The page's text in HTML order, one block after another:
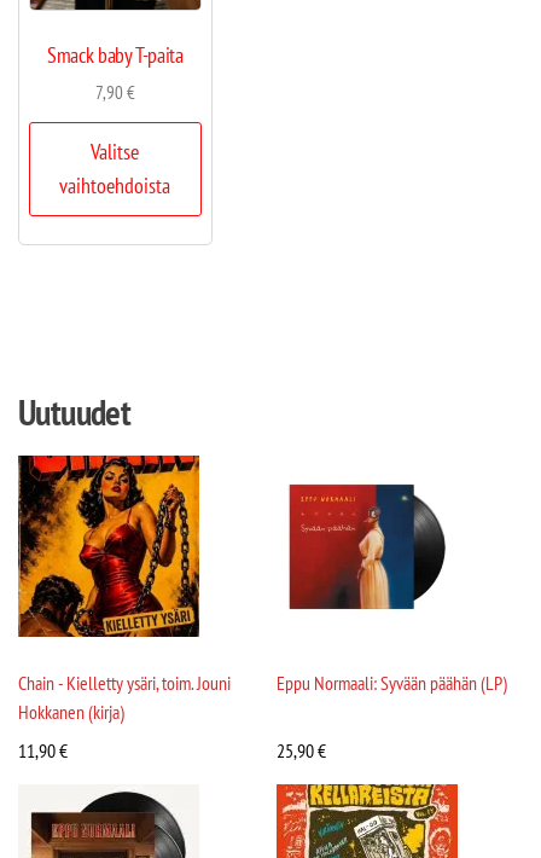
Smack baby T-paita
7,90€
Valitse
vaihtoehdoista
Uutuudet
Chain - Kielletty ysäri, toim. Jouni
Hokkanen (kirja)
11,90€
Eppu Normaali: Syvään päähän (LP)
25,90€